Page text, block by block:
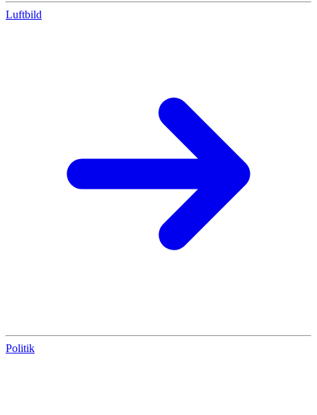
Luftbild
Politik